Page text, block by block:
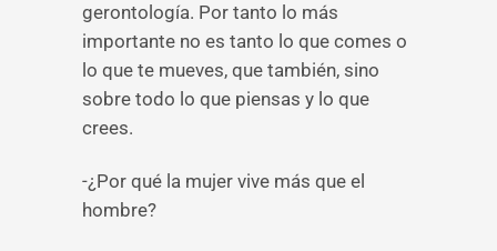
gerontología. Por tanto lo más
importante no es tanto lo que comes o
lo que te mueves, que también, sino
sobre todo lo que piensas y lo que
crees.
-¿Por qué la mujer vive más que el
hombre?